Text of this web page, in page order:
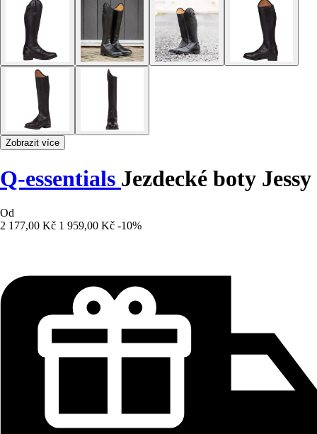
Zobrazit více
Q-essentials Jezdecké boty Jessy
Od
2 177,00 Kč 1 959,00 Kč -10%